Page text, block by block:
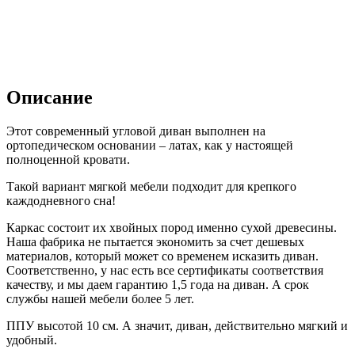
Описание
Этот современный угловой диван выполнен на
ортопедическом основании – латах, как у настоящей
полноценной кровати.
Такой вариант мягкой мебели подходит для крепкого
каждодневного сна!
Каркас состоит их хвойных пород именно сухой древесины.
Наша фабрика не пытается экономить за счет дешевых
материалов, который может со временем исказить диван.
Соответственно, у нас есть все сертификаты соответствия
качеству, и мы даем гарантию 1,5 года на диван. А срок
службы нашей мебели более 5 лет.
ППУ высотой 10 см. А значит, диван, действительно мягкий и
удобный.